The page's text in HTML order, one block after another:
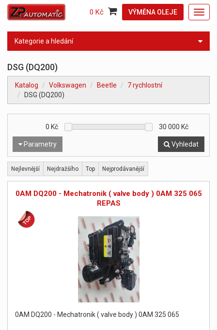
VÝMĚNA OLEJE
0 Kč
Kategorie a hledání
DSG (DQ200)
Katalog Volkswagen Beetle
7 rychlostní
DSG (DQ200)
Parametry
0 Kč 30 000 Kč
Vyhledat
Nejlevnější Nejdražšího Top Nejprodávanější
0AM DQ200 - Mechatronik ( valve body ) 0AM 325 065
REPAS
0AM DQ200 - Mechatronik ( valve body ) 0AM 325 065